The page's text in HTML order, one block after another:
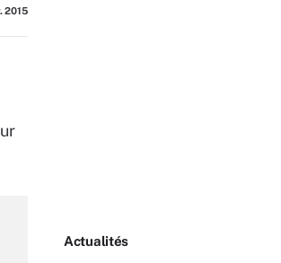
2015
Actualités